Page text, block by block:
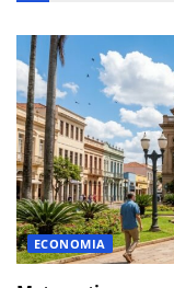
ECONOMIA